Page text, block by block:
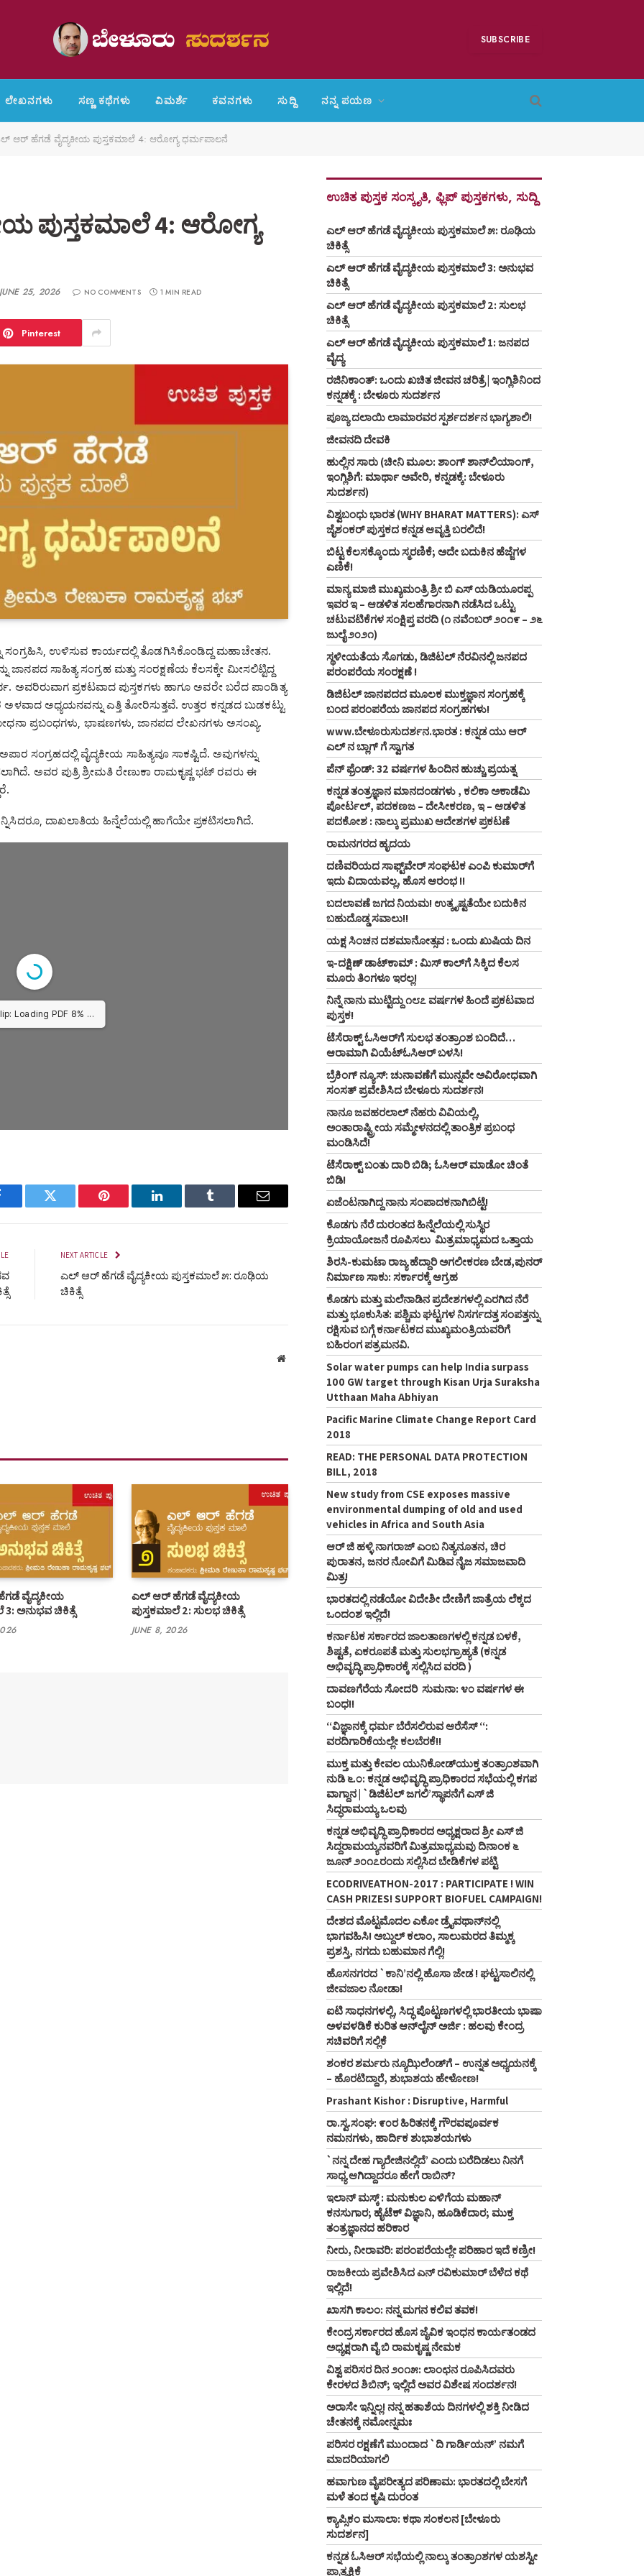
SUBSCRIBE
ಲೇಖನಗಳು ಸಣ್ಣ ಕಥೆಗಳು ವಿಮರ್ಶೆ ಕವನಗಳು ಸುದ್ದಿ ನನ್ನ ಪಯಣ
ಆರ್ ಹೆಗಡೆ ವೈದ್ಯಕೀಯ ಪುಸ್ತಕಮಾಲೆ 4: ಆರೋಗ್ಯ ಧರ್ಮಪಾಲನೆ
ಪುಸ್ತಕಮಾಲೆ 4: ಆರೋಗ್ಯ
25, 2026 NO COMMENTS 1 MIN READ
Pinterest
ಸಂಗ್ರಹಿಸಿ, ಉಳಿಸುವ ಕಾರ್ಯದಲ್ಲಿ ತೊಡಗಿಸಿಕೊಂಡಿದ್ದ ಮಹಾಚೇತನ.
ಸಾಹಿತ್ಯ ಸಂಗ್ರಹ ಮತ್ತು ಸಂರಕ್ಷಣೆಯ ಕೆಲಸಕ್ಕೇ ಮೀಸಲಿಟ್ಟಿದ್ದ
ಅವರಿರುವಾಗ ಪ್ರಕಟವಾದ ಪುಸ್ತಕಗಳು ಹಾಗೂ ಅವರೇ ಬರೆದ ಪಾಂಡಿತ್ಯ
ಅಧ್ಯಯನವನ್ನು ಎತ್ತಿ ತೋರಿಸುತ್ತವೆ. ಉತ್ತರ ಕನ್ನಡದ ಬುಡಕಟ್ಟು
ಪ್ರಬಂಧಗಳು, ಭಾಷಣಗಳು, ಜಾನಪದ ಲೇಖನಗಳು ಅಸಂಖ್ಯ.
ಸಂಗ್ರಹದಲ್ಲಿ ವೈದ್ಯಕೀಯ ಸಾಹಿತ್ಯವೂ ಸಾಕಷ್ಟಿದೆ. ಅವುಗಳನ್ನು
ಅವರ ಪುತ್ರಿ ಶ್ರೀಮತಿ ರೇಣುಕಾ ರಾಮಕೃಷ್ಣ ಭಟ್‌ ರವರು ಈ
ದಾಖಲಾತಿಯ ಹಿನ್ನೆಲೆಯಲ್ಲಿ ಹಾಗೆಯೇ ಪ್ರಕಟಿಸಲಾಗಿದೆ.
ಉಚಿತ ಪುಸ್ತಕ ಸಂಸ್ಕೃತಿ, ಫ್ಲಿಪ್ ಪುಸ್ತಕಗಳು, ಸುದ್ದಿ
ಎಲ್ ಆರ್ ಹೆಗಡೆ ವೈದ್ಯಕೀಯ ಪುಸ್ತಕಮಾಲೆ ೫: ರೂಢಿಯ
ಚಿಕಿತ್ಸೆ
ಎಲ್ ಆರ್ ಹೆಗಡೆ ವೈದ್ಯಕೀಯ ಪುಸ್ತಕಮಾಲೆ 3: ಅನುಭವ
ಚಿಕಿತ್ಸೆ
ಎಲ್ ಆರ್ ಹೆಗಡೆ ವೈದ್ಯಕೀಯ ಪುಸ್ತಕಮಾಲೆ 2: ಸುಲಭ
ಚಿಕಿತ್ಸೆ
ಎಲ್ ಆರ್ ಹೆಗಡೆ ವೈದ್ಯಕೀಯ ಪುಸ್ತಕಮಾಲೆ 1: ಜನಪದ
ವೈದ್ಯ
ರಜಿನಿಕಾಂತ್: ಒಂದು ಖಚಿತ ಜೀವನ ಚರಿತ್ರೆ | ಇಂಗ್ಲಿಶಿನಿಂದ
ಕನ್ನಡಕ್ಕೆ : ಬೇಳೂರು ಸುದರ್ಶನ
ಪೂಜ್ಯ ದಲಾಯಿ ಲಾಮಾರವರ ಸ್ಪರ್ಶದರ್ಶನ ಭಾಗ್ಯಶಾಲಿ!
ಜೀವನದಿ ದೇವಕಿ
ಹುಲ್ಲಿನ ಸಾರು (ಚೀನಿ ಮೂಲ: ಶಾಂಗ್‌ ಶಾನ್‌ಲಿಯಾಂಗ್,
ಇಂಗ್ಲಿಶಿಗೆ: ಮಾರ್ಥಾ ಅವೇರಿ, ಕನ್ನಡಕ್ಕೆ: ಬೇಳೂರು
ಸುದರ್ಶನ)
ವಿಶ್ವಬಂಧು ಭಾರತ (WHY BHARAT MATTERS): ಎಸ್
ಜೈಶಂಕರ್ ಪುಸ್ತಕದ ಕನ್ನಡ ಆವೃತ್ತಿ ಬರಲಿದೆ!
ಬಿಟ್ಟ ಕೆಲಸಕ್ಕೊಂದು ಸ್ಮರಣಿಕೆ; ಅದೇ ಬದುಕಿನ ಹೆಜ್ಜೆಗಳ
ಎಣಿಕೆ!
ಮಾನ್ಯ ಮಾಜಿ ಮುಖ್ಯಮಂತ್ರಿ ಶ್ರೀ ಬಿ ಎಸ್‌ ಯಡಿಯೂರಪ್ಪ
ಇವರ ಇ – ಆಡಳಿತ ಸಲಹೆಗಾರನಾಗಿ ನಡೆಸಿದ ಒಟ್ಟು
ಚಟುವಟಿಕೆಗಳ ಸಂಕ್ಷಿಪ್ತ ವರದಿ (೧ ನವೆಂಬರ್‌ ೨೦೧೯ – ೨೬
ಜುಲೈ ೨೦೨೧)
ಸ್ಥಳೀಯತೆಯ ಸೊಗಡು, ಡಿಜಿಟಲ್‌ ನೆರವಿನಲ್ಲಿ ಜನಪದ
ಪರಂಪರೆಯ ಸಂರಕ್ಷಣೆ !
ಡಿಜಿಟಲ್‌ ಜಾನಪದದ ಮೂಲಕ ಮುಕ್ತಜ್ಞಾನ ಸಂಗ್ರಹಕ್ಕೆ
ಬಂದ ಪರಂಪರೆಯ ಜಾನಪದ ಸಂಗ್ರಹಗಳು!
www.ಬೇಳೂರುಸುದರ್ಶನ.ಭಾರತ : ಕನ್ನಡ ಯು ಆರ್‌
ಎಲ್‌ ನ ಬ್ಲಾಗ್‌ ಗೆ ಸ್ವಾಗತ
ಪೆನ್‌ ಫ್ರೆಂಡ್‌: 32 ವರ್ಷಗಳ ಹಿಂದಿನ ಹುಚ್ಚು ಪ್ರಯತ್ನ
ಕನ್ನಡ ತಂತ್ರಜ್ಞಾನ ಮಾನದಂಡಗಳು , ಕಲಿಕಾ ಅಕಾಡೆಮಿ
ಪೋರ್ಟಲ್, ಪದಕಣಜ – ದೇಸೀಕರಣ, ಇ – ಆಡಳಿತ
ಪದಕೋಶ : ನಾಲ್ಕು ಪ್ರಮುಖ ಆದೇಶಗಳ ಪ್ರಕಟಣೆ
ರಾಮನಗರದ ಹೃದಯ
ದಣಿವರಿಯದ ಸಾಫ್ಟ್‌ವೇರ್‌ ಸಂಘಟಕ ಎಂಪಿ ಕುಮಾರ್‌ಗೆ
ಇದು ವಿದಾಯವಲ್ಲ, ಹೊಸ ಆರಂಭ !!
ಬದಲಾವಣೆ ಜಗದ ನಿಯಮ! ಉತ್ಕೃಷ್ಟತೆಯೇ ಬದುಕಿನ
ಬಹುದೊಡ್ಡ ಸವಾಲು!!
ಯಕ್ಷ ಸಿಂಚನ ದಶಮಾನೋತ್ಸವ : ಒಂದು ಖುಷಿಯ ದಿನ
ಇ-ದಕ್ಷಿಣ್ ಡಾಟ್‌ಕಾಮ್‌ : ಮಿಸ್ ಕಾಲ್‌ಗೆ ಸಿಕ್ಕಿದ ಕೆಲಸ
ಮೂರು ತಿಂಗಳೂ ಇರಲ್ಲ!
ನಿನ್ನೆ ನಾನು ಮುಟ್ಟಿದ್ದು ೧೮೭ ವರ್ಷಗಳ ಹಿಂದೆ ಪ್ರಕಟವಾದ
ಪುಸ್ತಕ!
ಟೆಸೆರಾಕ್ಟ್‌ ಓಸಿಆರ್‌ಗೆ ಸುಲಭ ತಂತ್ರಾಂಶ ಬಂದಿದೆ…
ಆರಾಮಾಗಿ ವಿಯೆಟ್‌ಓಸಿಆರ್‌ ಬಳಸಿ!
ಬ್ರೆಕಿಂಗ್ ನ್ಯೂಸ್‌: ಚುನಾವಣೆಗೆ ಮುನ್ನವೇ ಅವಿರೋಧವಾಗಿ
ಸಂಸತ್ ಪ್ರವೇಶಿಸಿದ ಬೇಳೂರು ಸುದರ್ಶನ!
ನಾನೂ ಜವಹರಲಾಲ್‌ ನೆಹರು ವಿವಿಯಲ್ಲಿ,
ಅಂತಾರಾಷ್ಟ್ರೀಯ ಸಮ್ಮೇಳನದಲ್ಲಿ ತಾಂತ್ರಿಕ ಪ್ರಬಂಧ
ಮಂಡಿಸಿದೆ!
ಟೆಸೆರಾಕ್ಟ್‌ ಬಂತು ದಾರಿ ಬಿಡಿ; ಓಸಿಆರ್‌ ಮಾಡೋ ಚಿಂತೆ
ಬಿಡಿ!
ಏಜೆಂಟನಾಗಿದ್ದ ನಾನು ಸಂಪಾದಕನಾಗಿಬಿಟ್ಟೆ!
ಕೊಡಗು ನೆರೆ ದುರಂತದ ಹಿನ್ನೆಲೆಯಲ್ಲಿ ಸುಸ್ಥಿರ
ಕ್ರಿಯಾಯೋಜನೆ ರೂಪಿಸಲು ಮಿತ್ರಮಾಧ್ಯಮದ ಒತ್ತಾಯ
ಶಿರಸಿ-ಕುಮಟಾ ರಾಜ್ಯ ಹೆದ್ದಾರಿ ಅಗಲೀಕರಣ ಬೇಡ,ಪುನರ್‌
ನಿರ್ಮಾಣ ಸಾಕು: ಸರ್ಕಾರಕ್ಕೆ ಆಗ್ರಹ
ಕೊಡಗು ಮತ್ತು ಮಲೆನಾಡಿನ ಪ್ರದೇಶಗಳಲ್ಲಿ ಎರಗಿದ ನೆರೆ
ಮತ್ತು ಭೂಕುಸಿತ: ಪಶ್ಚಿಮ ಘಟ್ಟಗಳ ನಿಸರ್ಗದತ್ತ ಸಂಪತ್ತನ್ನು
ರಕ್ಷಿಸುವ ಬಗ್ಗೆ ಕರ್ನಾಟಕದ ಮುಖ್ಯಮಂತ್ರಿಯವರಿಗೆ
ಬಹಿರಂಗ ಪತ್ರಮನವಿ.
Solar water pumps can help India surpass
100 GW target through Kisan Urja Suraksha
Utthaan Maha Abhiyan
Pacific Marine Climate Change Report Card
2018
READ: THE PERSONAL DATA PROTECTION
BILL, 2018
New study from CSE exposes massive
environmental dumping of old and used
vehicles in Africa and South Asia
ಆರ್‌ ಜಿ ಹಳ್ಳಿ ನಾಗರಾಜ್‌ ಎಂಬ ನಿತ್ಯನೂತನ, ಚಿರ
ಪುರಾತನ, ಜನರ ನೋವಿಗೆ ಮಿಡಿವ ನೈಜ ಸಮಾಜವಾದಿ
ಮಿತ್ರ!
ಭಾರತದಲ್ಲಿ ನಡೆಯೋ ವಿದೇಶೀ ದೇಣಿಗೆ ಜಾತ್ರೆಯ ಲೆಕ್ಕದ
ಒಂದಂಶ ಇಲ್ಲಿದೆ!
ಕರ್ನಾಟಕ ಸರ್ಕಾರದ ಜಾಲತಾಣಗಳಲ್ಲಿ ಕನ್ನಡ ಬಳಕೆ,
ಶಿಷ್ಟತೆ, ಏಕರೂಪತೆ ಮತ್ತು ಸುಲಭಗ್ರಾಹ್ಯತೆ (ಕನ್ನಡ
ಅಭಿವೃದ್ಧಿ ಪ್ರಾಧಿಕಾರಕ್ಕೆ ಸಲ್ಲಿಸಿದ ವರದಿ )
ದಾವಣಗೆರೆಯ ಸೋದರಿ ಸುಮನಾ: ೪೦ ವರ್ಷಗಳ ಈ
ಬಂಧ!!
“ವಿಜ್ಞಾನಕ್ಕೆ ಧರ್ಮ ಬೆರೆಸಲಿರುವ ಆರೆಸೆಸ್‌ “:
ವರದಿಗಾರಿಕೆಯಲ್ಲೇ ಕಲಬೆರಕೆ!!
ಮುಕ್ತ ಮತ್ತು ಕೇವಲ ಯುನಿಕೋಡ್‌ಯುಕ್ತ ತಂತ್ರಾಂಶವಾಗಿ
ನುಡಿ ೬.೦: ಕನ್ನಡ ಅಭಿವೃದ್ಧಿ ಪ್ರಾಧಿಕಾರದ ಸಭೆಯಲ್ಲಿ ಕಗಪ
ವಾಗ್ದಾನ | `ಡಿಜಿಟಲ್‌ ಜಗಲಿ’ಸ್ಥಾಪನೆಗೆ ಎಸ್‌ ಜಿ
ಸಿದ್ಧರಾಮಯ್ಯ ಒಲವು
ಕನ್ನಡ ಅಭಿವೃದ್ಧಿ ಪ್ರಾಧಿಕಾರದ ಅಧ್ಯಕ್ಷರಾದ ಶ್ರೀ ಎಸ್‌ ಜಿ
ಸಿದ್ದರಾಮಯ್ಯನವರಿಗೆ ಮಿತ್ರಮಾಧ್ಯಮವು ದಿನಾಂಕ ೬
ಜೂನ್‌ ೨೦೧೭ರಂದು ಸಲ್ಲಿಸಿದ ಬೇಡಿಕೆಗಳ ಪಟ್ಟಿ
ECODRIVEATHON-2017 : PARTICIPATE ! WIN
CASH PRIZES! SUPPORT BIOFUEL CAMPAIGN!
ದೇಶದ ಮೊಟ್ಟಮೊದಲ ಎಕೋ ಡ್ರೈವಥಾನ್‌ನಲ್ಲಿ
ಭಾಗವಹಿಸಿ! ಅಬ್ದುಲ್‌ ಕಲಾಂ, ಸಾಲುಮರದ ತಿಮ್ಮಕ್ಕ
ಪ್ರಶಸ್ತಿ, ನಗದು ಬಹುಮಾನ ಗೆಲ್ಲಿ!
ಹೊಸನಗರದ `ಕಾನಿ’ನಲ್ಲಿ ಹೊಸಾ ಜೇಡ ! ಘಟ್ಟಸಾಲಿನಲ್ಲಿ
ಜೀವಜಾಲ ನೋಡಾ!
ಐಟಿ ಸಾಧನಗಳಲ್ಲಿ, ಸಿದ್ಧ ಪೊಟ್ಟಣಗಳಲ್ಲಿ ಭಾರತೀಯ ಭಾಷಾ
ಅಳವಳಡಿಕೆ ಕುರಿತ ಆನ್‌ಲೈನ್‌ ಅರ್ಜಿ : ಹಲವು ಕೇಂದ್ರ
ಸಚಿವರಿಗೆ ಸಲ್ಲಿಕೆ
ಶಂಕರ ಶರ್ಮರು ನ್ಯೂಝಿಲೆಂಡ್‌ಗೆ – ಉನ್ನತ ಅಧ್ಯಯನಕ್ಕೆ
– ಹೊರಟಿದ್ದಾರೆ, ಶುಭಾಶಯ ಹೇಳೋಣ!
Prashant Kishor : Disruptive, Harmful
ರಾ.ಸ್ವ.ಸಂಘ: ೯೦ರ ಹಿರಿತನಕ್ಕೆ ಗೌರವಪೂರ್ವಕ
ನಮನಗಳು, ಹಾರ್ದಿಕ ಶುಭಾಶಯಗಳು
`ನನ್ನ ದೇಹ ಗ್ಯಾರೇಜಿನಲ್ಲಿದೆ’ ಎಂದು ಬರೆದಿಡಲು ನಿನಗೆ
ಸಾಧ್ಯ ಆಗಿದ್ದಾದರೂ ಹೇಗೆ ರಾಬಿನ್‌?
ಇಲಾನ್ ಮಸ್ಕ್ : ಮನುಕುಲ ಏಳಿಗೆಯ ಮಹಾನ್
ಕನಸುಗಾರ; ಹೈಟೆಕ್ ವಿಜ್ಞಾನಿ, ಹೂಡಿಕೆದಾರ; ಮುಕ್ತ
ತಂತ್ರಜ್ಞಾನದ ಹರಿಕಾರ
ನೀರು, ನೀರಾವರಿ: ಪರಂಪರೆಯಲ್ಲೇ ಪರಿಹಾರ ಇದೆ ಕಣ್ರೀ!
ರಾಜಕೀಯ ಪ್ರವೇಶಿಸಿದ ಎನ್‌ ರವಿಕುಮಾರ್‌ ಬೆಳೆದ ಕಥೆ
ಇಲ್ಲಿದೆ!
ಖಾಸಗಿ ಕಾಲಂ: ನನ್ನ ಮಗನ ಕಲಿವ ತವಕ!
ಕೇಂದ್ರ ಸರ್ಕಾರದ ಹೊಸ ಜೈವಿಕ ಇಂಧನ ಕಾರ್ಯತಂಡದ
ಅಧ್ಯಕ್ಷರಾಗಿ ವೈ ಬಿ ರಾಮಕೃಷ್ಣ ನೇಮಕ
ವಿಶ್ವ ಪರಿಸರ ದಿನ ೨೦೧೫: ಲಾಂಛನ ರೂಪಿಸಿದವರು
ಕೇರಳದ ಶಿಬಿನ್‌; ಇಲ್ಲಿದೆ ಅವರ ವಿಶೇಷ ಸಂದರ್ಶನ!
ಅರಾಸೇ ಇನ್ನಿಲ್ಲ! ನನ್ನ ಹತಾಶೆಯ ದಿನಗಳಲ್ಲಿ ಶಕ್ತಿ ನೀಡಿದ
ಚೇತನಕ್ಕೆ ನಮೋನ್ನಮಃ
ಪರಿಸರ ರಕ್ಷಣೆಗೆ ಮುಂದಾದ `ದಿ ಗಾರ್ಡಿಯನ್‌’ ನಮಗೆ
ಮಾದರಿಯಾಗಲಿ
ಹವಾಗುಣ ವೈಪರೀತ್ಯದ ಪರಿಣಾಮ: ಭಾರತದಲ್ಲಿ ಬೇಸಗೆ
ಮಳೆ ತಂದ ಕೃಷಿ ದುರಂತ
ಕ್ಯಾಪ್ಸಿಕಂ ಮಸಾಲಾ: ಕಥಾ ಸಂಕಲನ [ಬೇಳೂರು
ಸುದರ್ಶನ]
ಕನ್ನಡ ಓಸಿಆರ್‌ ಸಭೆಯಲ್ಲಿ ನಾಲ್ಕು ತಂತ್ರಾಂಶಗಳ ಯಶಸ್ವೀ
ಪ್ರಾತ್ಯಕ್ಷಿಕೆ